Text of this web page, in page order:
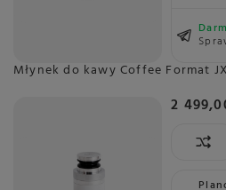
Młynek do kawy Coffee Format
2